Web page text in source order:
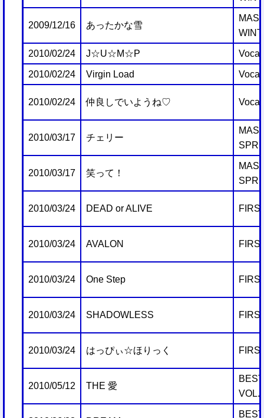
2009/12/16 あったかな雪
2010/02/24 J☆U☆M☆P
2010/02/24 Virgin Load
2010/02/24 仲良しでいようね♡
2010/03/17 チェリー
2010/03/17 笑って！
2010/03/24 DEAD or ALIVE
2010/03/24 AVALON
2010/03/24 One Step
2010/03/24 SHADOWLESS
2010/03/24 はっぴぃ☆ほりっく
2010/05/12 THE 愛